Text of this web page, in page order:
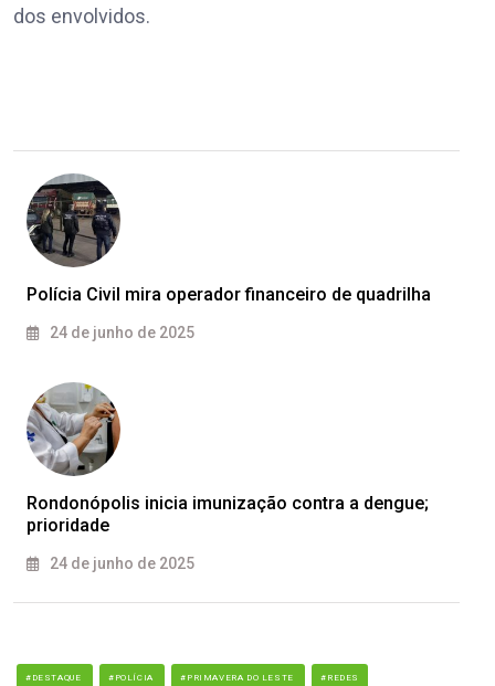
dos envolvidos.
Polícia Civil mira operador financeiro de quadrilha
24 de junho de 2025
Rondonópolis inicia imunização contra a dengue;
prioridade
24 de junho de 2025
#DESTAQUE #POLÍCIA #PRIMAVERA DO LESTE #REDES